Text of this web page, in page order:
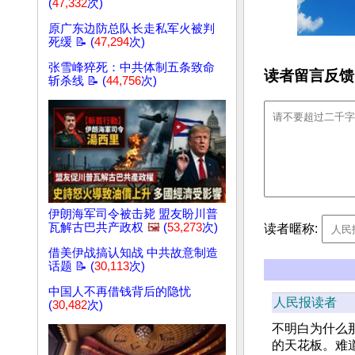
(47,332次)
原广东边防总队长走私军火被判
死缓 📝 (47,294次)
张雪峰猝死：中共体制五条致命
斩杀线 📝 (44,756次)
伊朗海军司令被击毙 盟友盼川普
瓦解古巴共产政权 🖼️ (53,273次)
借美伊战搞认知战 中共故意制造
话题 📝 (30,113次)
中国人不再借钱背后的隐忧
(30,482次)
读者留言反
读者暱称:
人民报读者
不明白为什么
的天花板。难